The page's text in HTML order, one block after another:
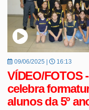
09/06/2025 | 16:13
VÍDEO/FOTOS
celebra
alunos da 5º